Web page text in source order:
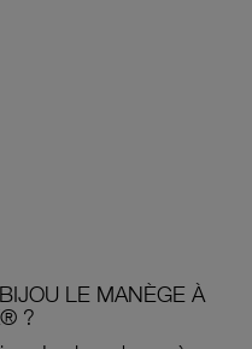
LE MANÈGE À
?